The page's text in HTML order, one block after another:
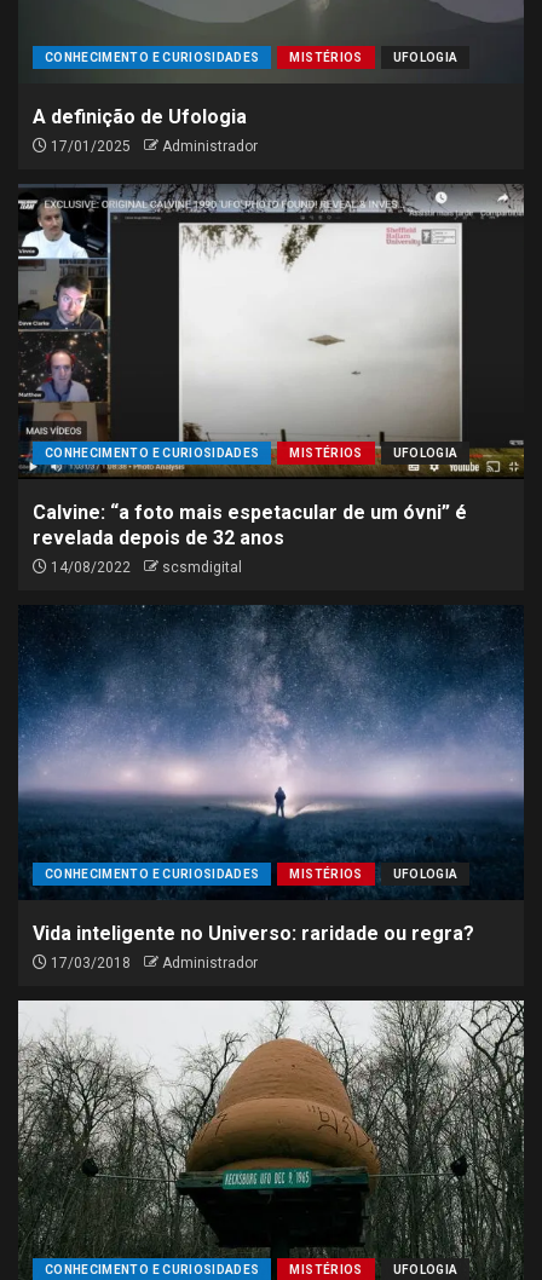
CONHECIMENTO E CURIOSIDADES MISTÉRIOS UFOLOGIA
A definição de Ufologia
17/01/2025 Administrador
CONHECIMENTO E CURIOSIDADES MISTÉRIOS UFOLOGIA
Calvine: “a foto mais espetacular de um óvni” é
revelada depois de 32 anos
14/08/2022 scsmdigital
CONHECIMENTO E CURIOSIDADES MISTÉRIOS UFOLOGIA
Vida inteligente no Universo: raridade ou regra?
17/03/2018 Administrador
CONHECIMENTO E CURIOSIDADES MISTÉRIOS UFOLOGIA